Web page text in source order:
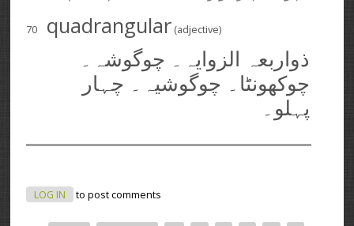
70 quadrangular (adjective)
ذواربعہ الزوایہ۔ چوگوشہ۔
چوکھونٹا۔ چوگوشیہ۔ چہار
پہلو۔
LOG IN to post comments